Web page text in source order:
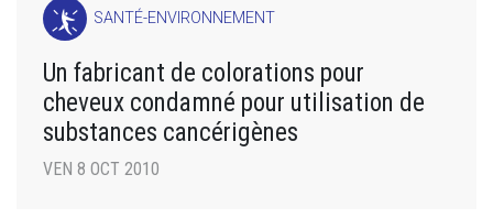
SANTÉ-ENVIRONNEMENT
Un fabricant de colorations pour
cheveux condamné pour utilisation de
substances cancérigènes
VEN 8 OCT 2010